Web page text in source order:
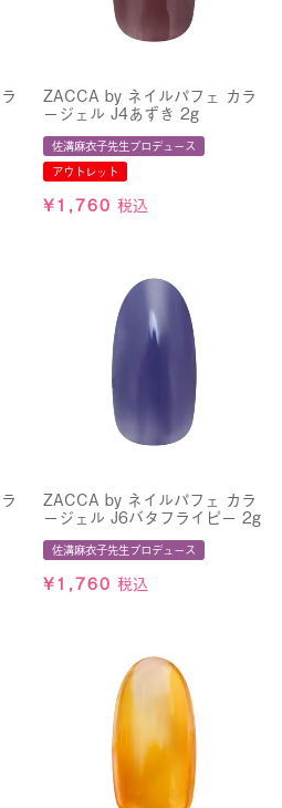
ZACCA by ネイルパフェ カラ
ージェル J4あずき 2g
佐溝麻衣子先生プロデュース
アウトレット
¥1,760 税込
ZACCA by ネイルパフェ カラ
ージェル J6バタフライピー 2g
佐溝麻衣子先生プロデュース
¥1,760 税込